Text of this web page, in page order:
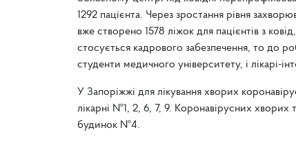
1292 пацієнта. Через зростання рівня
вже створено 1578 ліжок для пацієнтів з
стосується кадрового забезпечення, то до
студенти медичного університету, і лікарі-
У Запоріжжі для лікування хворих
лікарні №1, 2, 6, 7, 9. Коронавірусних
будинок №4.